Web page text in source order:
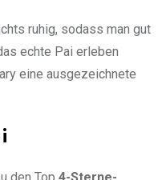
ruhig, sodass man gut
echte Pai erleben
eine ausgezeichnete